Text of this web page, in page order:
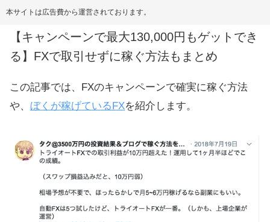
本サイトは広告費から運営されております。
【キャンペーンで最大130,000円もゲットでき
る】FXで取引せずに稼ぐ方法もまとめ
この記事では、FXのキャンペーンで確実に稼ぐ方法
や、 ぼくが稼げているFXを紹介します。